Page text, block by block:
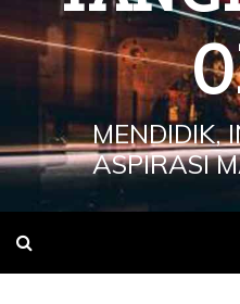
MENDIDIK,
ASPIRASI